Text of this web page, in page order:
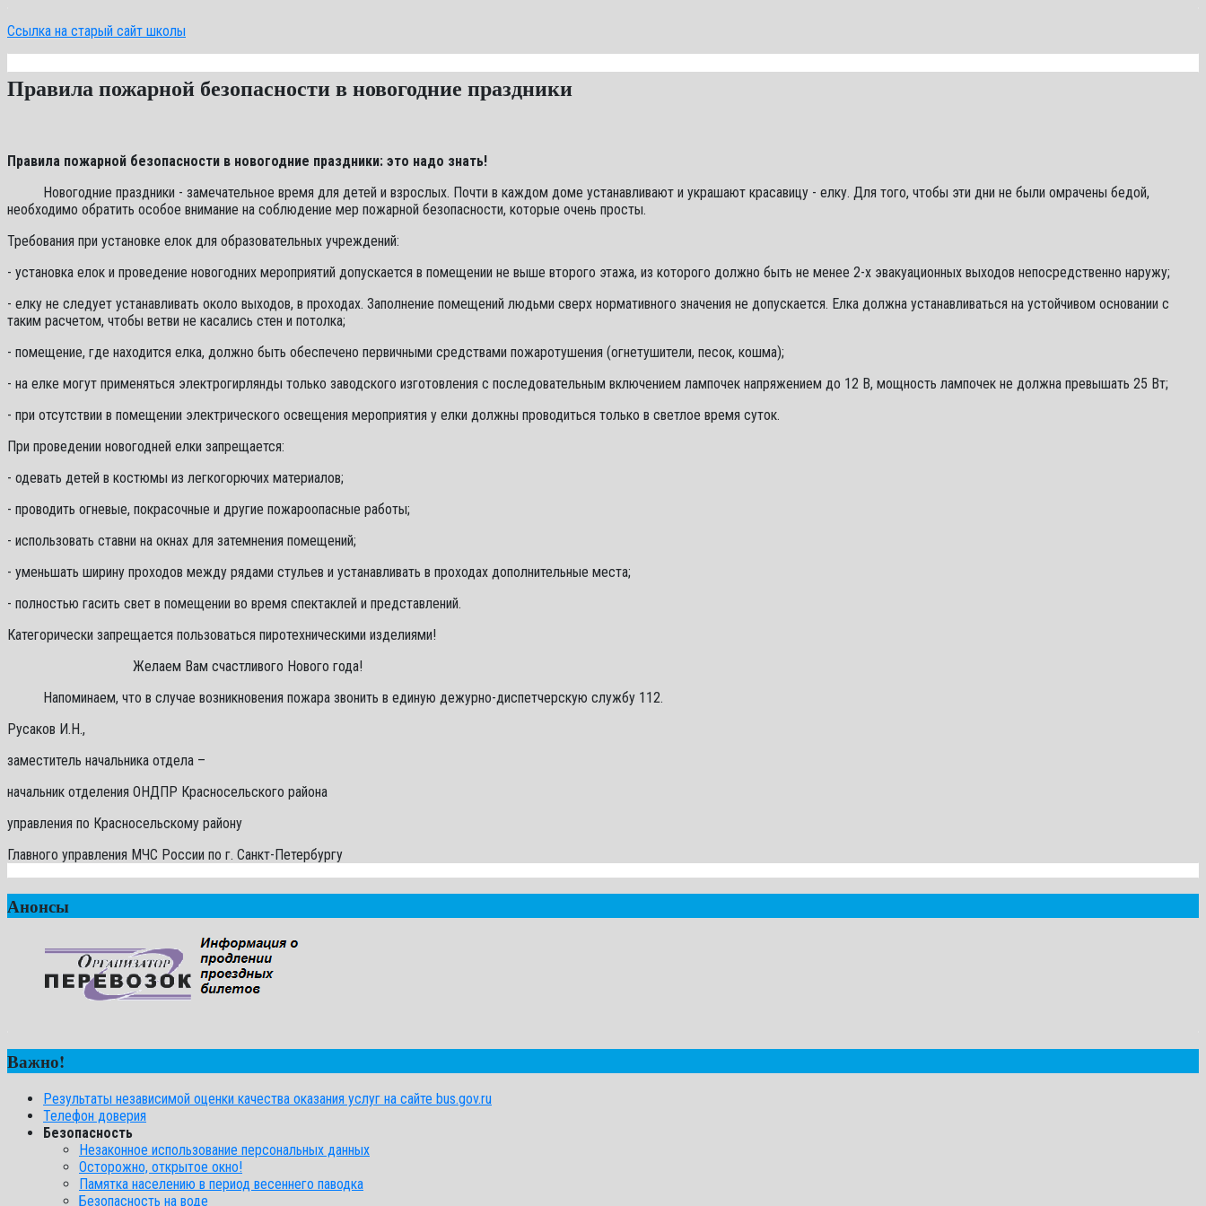
Ссылка на старый сайт школы
Правила пожарной безопасности в новогодние праздники
Правила пожарной безопасности в новогодние праздники: это надо знать!
Новогодние праздники - замечательное время для детей и взрослых. Почти в каждом доме устанавливают и украшают красавицу - елку. Для того, чтобы эти дни не были омрачены бедой,
необходимо обратить особое внимание на соблюдение мер пожарной безопасности, которые очень просты.
Требования при установке елок для образовательных учреждений:
- установка елок и проведение новогодних мероприятий допускается в помещении не выше второго этажа, из которого должно быть не менее 2-х эвакуационных выходов непосредственно наружу;
- елку не следует устанавливать около выходов, в проходах. Заполнение помещений людьми сверх нормативного значения не допускается. Елка должна устанавливаться на устойчивом основании с
таким расчетом, чтобы ветви не касались стен и потолка;
- помещение, где находится елка, должно быть обеспечено первичными средствами пожаротушения (огнетушители, песок, кошма);
- на елке могут применяться электрогирлянды только заводского изготовления с последовательным включением лампочек напряжением до 12 В, мощность лампочек не должна превышать 25 Вт;
- при отсутствии в помещении электрического освещения мероприятия у елки должны проводиться только в светлое время суток.
При проведении новогодней елки запрещается:
- одевать детей в костюмы из легкогорючих материалов;
- проводить огневые, покрасочные и другие пожароопасные работы;
- использовать ставни на окнах для затемнения помещений;
- уменьшать ширину проходов между рядами стульев и устанавливать в проходах дополнительные места;
- полностью гасить свет в помещении во время спектаклей и представлений.
Категорически запрещается пользоваться пиротехническими изделиями!
Желаем Вам счастливого Нового года!
Напоминаем, что в случае возникновения пожара звонить в единую дежурно-диспетчерскую службу 112.
Русаков И.Н.,
заместитель начальника отдела –
начальник отделения ОНДПР Красносельского района
управления по Красносельскому району
Главного управления МЧС России по г. Санкт-Петербургу
Анонсы
Важно!
Результаты независимой оценки качества оказания услуг на сайте bus.gov.ru
Телефон доверия
Безопасность
Незаконное использование персональных данных
Осторожно, открытое окно!
Памятка населению в период весеннего паводка
Безопасность на воде